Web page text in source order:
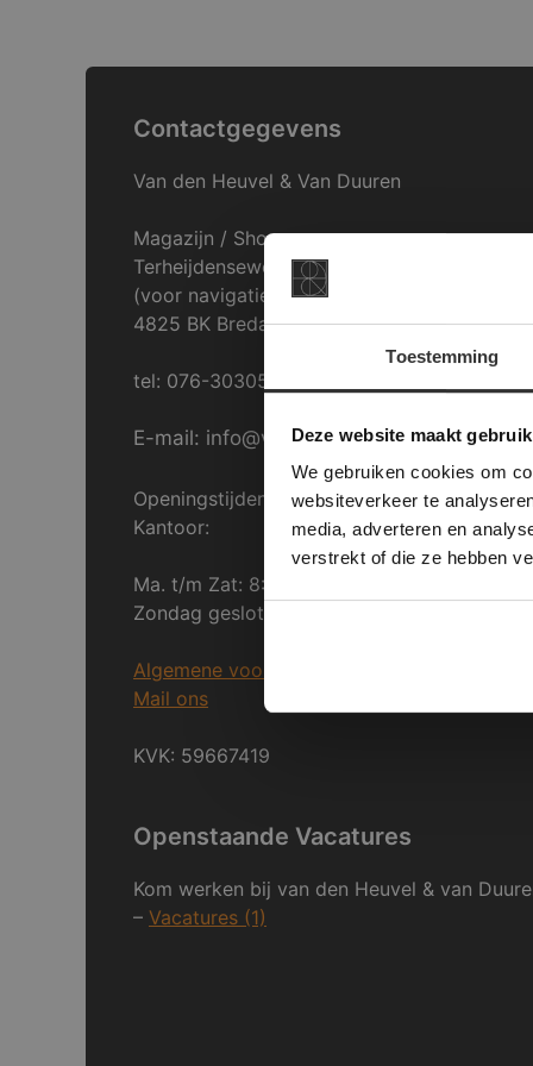
Toestemming
Deze website maakt
We gebruiken cookies om
websiteverkeer te
media, adverteren en
verstrekt of die ze hebben
Contactgegevens
Van den Heuvel & Van Duuren
Magazijn / Showroom:
Terheijdenseweg 469
(voor navigatie: Hazepad 17)
4825 BK Breda
tel: 076-3030554
E-mail: info@vdh-vd.nl
Openingstijden Breda:
Kantoor:
Ma. t/m Zat: 8:30 tot 17:00
Zondag gesloten.
Algemene voorwaarden
Mail ons
KVK: 59667419
Openstaande Vacatures
Kom werken bij van den Heuvel & van
– Vacatures (1)
Deze
onze